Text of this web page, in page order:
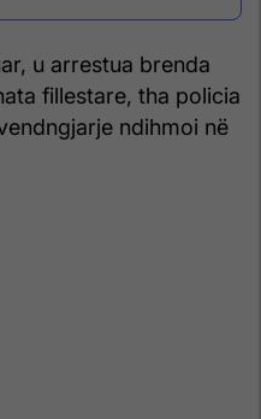
u arrestua brenda
fillestare, tha policia
ndihmoi në